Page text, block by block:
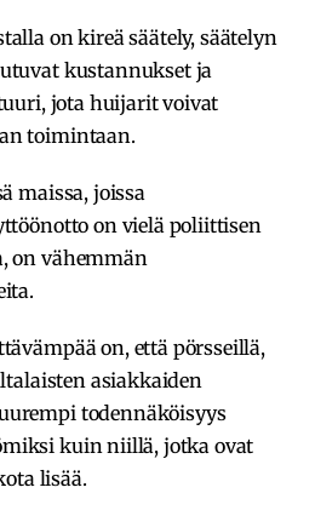
on kireä säätely, säätelyn
kustannukset ja
jota huijarit voivat
toimintaan.
maissa, joissa
on vielä poliittisen
on vähemmän
on, että pörsseillä,
asiakkaiden
todennäköisyys
kuin niillä, jotka ovat
lisää.